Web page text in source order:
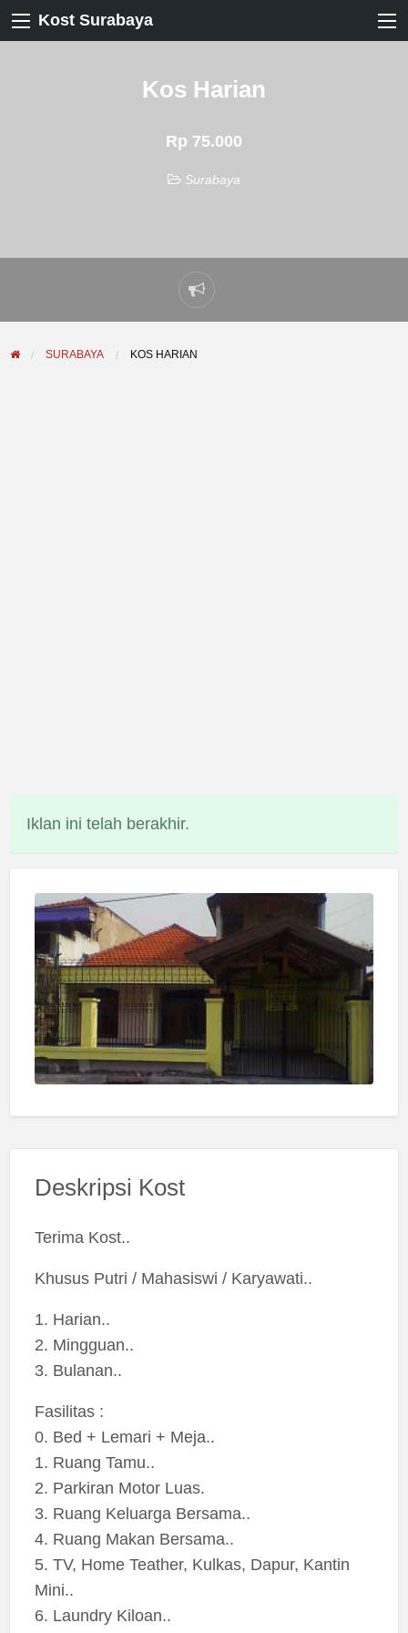
Kost Surabaya
Kos Harian
Rp 75.000
Surabaya
Laporkan
masalah
SURABAYA KOS HARIAN
Iklan ini telah berakhir.
Deskripsi Kost
Terima Kost..
Khusus Putri / Mahasiswi / Karyawati..
1. Harian..
2. Mingguan..
3. Bulanan..
Fasilitas :
0. Bed + Lemari + Meja..
1. Ruang Tamu..
2. Parkiran Motor Luas.
3. Ruang Keluarga Bersama..
4. Ruang Makan Bersama..
5. TV, Home Teather, Kulkas, Dapur, Kantin
Mini..
6. Laundry Kiloan..